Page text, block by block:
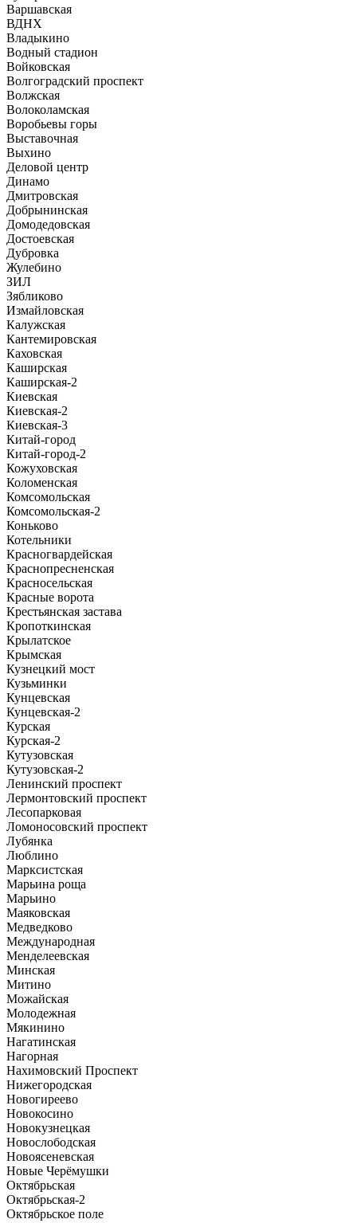
Варшавская
ВДНХ
Владыкино
Водный стадион
Войковская
Волгоградский проспект
Волжская
Волоколамская
Воробьевы горы
Выставочная
Выхино
Деловой центр
Динамо
Дмитровская
Добрынинская
Домодедовская
Достоевская
Дубровка
Жулебино
ЗИЛ
Зябликово
Измайловская
Калужская
Кантемировская
Каховская
Каширская
Каширская-2
Киевская
Киевская-2
Киевская-3
Китай-город
Китай-город-2
Кожуховская
Коломенская
Комсомольская
Комсомольская-2
Коньково
Котельники
Красногвардейская
Краснопресненская
Красносельская
Красные ворота
Крестьянская застава
Кропоткинская
Крылатское
Крымская
Кузнецкий мост
Кузьминки
Кунцевская
Кунцевская-2
Курская
Курская-2
Кутузовская
Кутузовская-2
Ленинский проспект
Лермонтовский проспект
Лесопарковая
Ломоносовский проспект
Лубянка
Люблино
Марксистская
Марьина роща
Марьино
Маяковская
Медведково
Международная
Менделеевская
Минская
Митино
Можайская
Молодежная
Мякинино
Нагатинская
Нагорная
Нахимовский Проспект
Нижегородская
Новогиреево
Новокосино
Новокузнецкая
Новослободская
Новоясеневская
Новые Черёмушки
Октябрьская
Октябрьская-2
Октябрьское поле